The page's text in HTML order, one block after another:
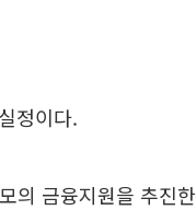
정이다.
의 금융지원을 추진한